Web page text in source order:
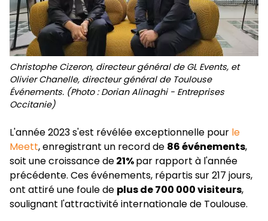
Christophe Cizeron, directeur général de GL Events, et
Olivier Chanelle, directeur général de Toulouse
Événements. (Photo : Dorian Alinaghi - Entreprises
Occitanie)
L'année 2023 s'est révélée exceptionnelle pour le
Meett, enregistrant un record de 86 événements,
soit une croissance de21%par rapport à l'année
précédente. Ces événements, répartis sur 217 jours,
ont attiré une foule de plus de 700 000 visiteurs,
soulignant l'attractivité internationale de Toulouse.